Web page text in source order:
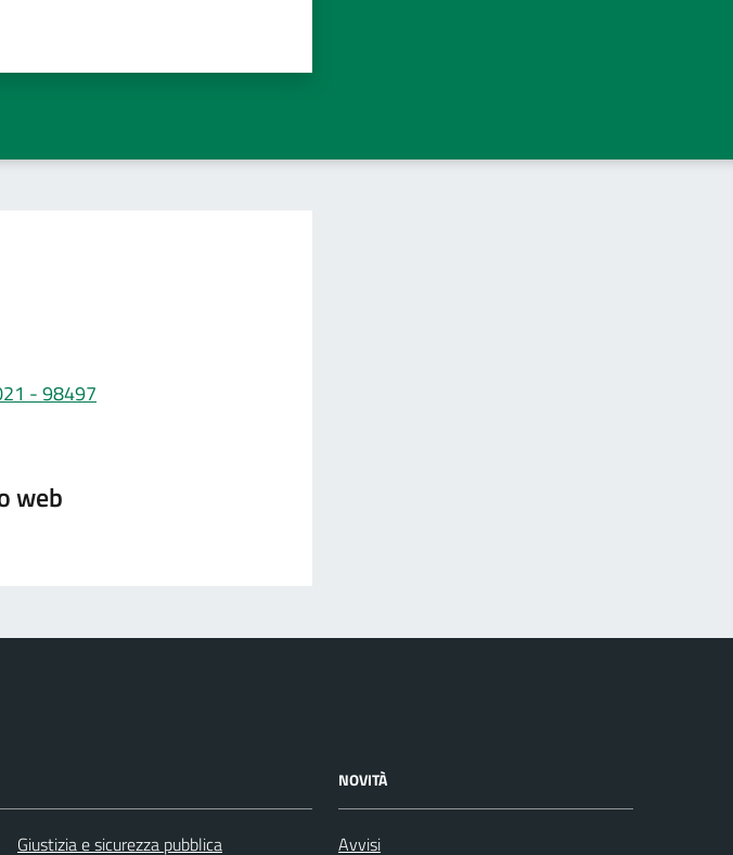
- 98497
web
Giustizia e sicurezza pubblica
NOVITÀ
Avvisi